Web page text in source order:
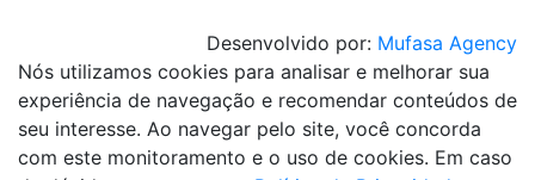
Desenvolvido por: Mufasa Agency
Nós utilizamos cookies para analisar e melhorar sua
experiência de navegação e recomendar conteúdos de
seu interesse. Ao navegar pelo site, você concorda
com este monitoramento e o uso de cookies. Em caso